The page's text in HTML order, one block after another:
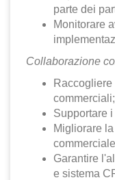
parte dei
Monitorare
Collaborazione
commerciali;
Supportare
Migliorare
Garantire
e sistema